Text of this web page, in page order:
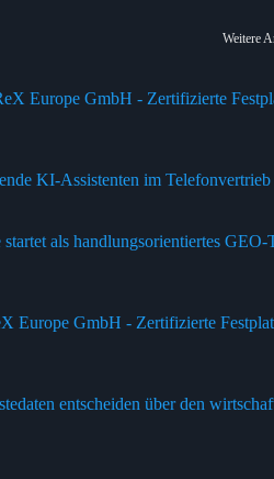
Weitere
Europe GmbH - Zertifizierte
KI-Assistenten im Telefonvertrieb
als handlungsorientiertes GEO-
Europe GmbH - Zertifizierte
entscheiden über den